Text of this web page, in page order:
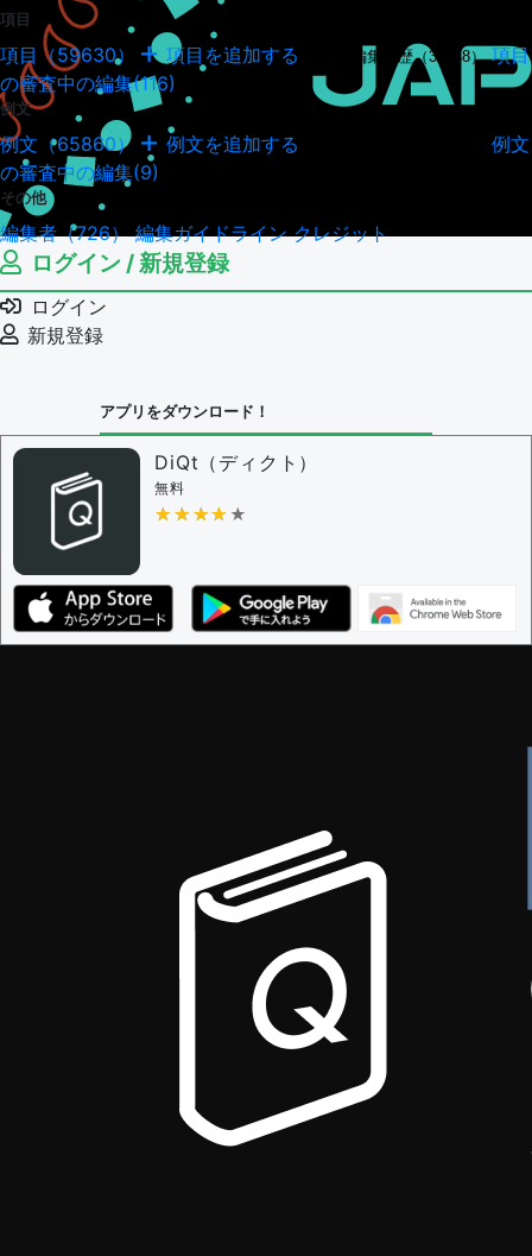
項目
項目（59630） 項目を追加する 項目の編集履歴（34948） 項目
の審査中の編集(116)
例文
例文（65860） 例文を追加する
例文
の審査中の編集(9)
その他
編集者（726）編集ガイドラインクレジット
ログイン / 新規登録
ログイン
新規登録
アプリをダウンロード！
DiQt（ディクト）
無料
★★★★★
★★★★★